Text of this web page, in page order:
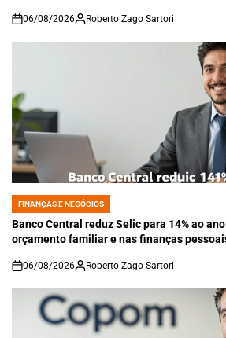
on
06/08/2026 Roberto Zago Sartori
POSTED
IN
FINANÇAS E NEGÓCIOS
Banco Central reduz Selic para 14% ao
orçamento familiar e nas finanças
on
06/08/2026 Roberto Zago Sartori